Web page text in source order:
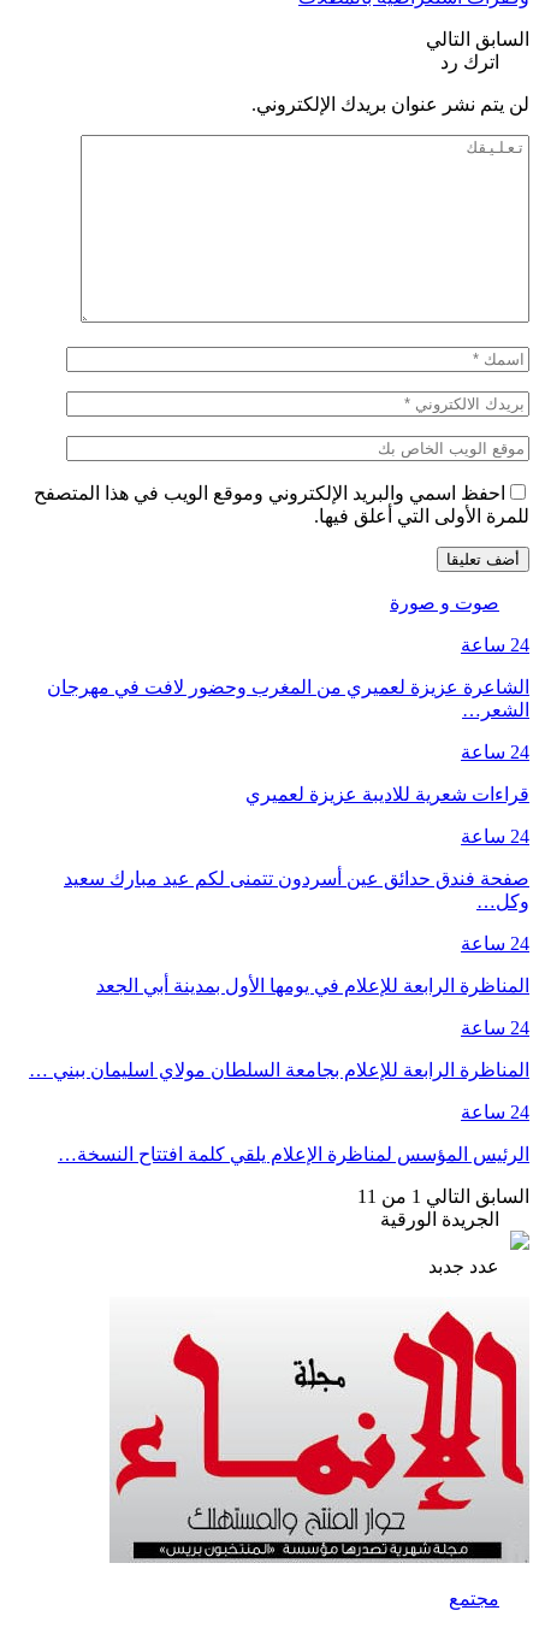
السابق التالي
اترك رد
لن يتم نشر عنوان بريدك الإلكتروني.
احفظ اسمي والبريد الإلكتروني وموقع الويب في هذا المتصفح
للمرة الأولى التي أعلق فيها.
صوت و صورة
24 ساعة
الشاعرة عزيزة لعميري من المغرب وحضور لافت في مهرجان
الشعر…
24 ساعة
قراءات شعرية للاديبة عزيزة لعميري
24 ساعة
صفحة فندق حدائق عين أسردون تتمنى لكم عيد مبارك سعيد
وكل…
24 ساعة
المناظرة الرابعة للإعلام في يومها الأول بمدينة أبي الجعد
24 ساعة
المناظرة الرابعة للإعلام بجامعة السلطان مولاي اسليمان ببني …
24 ساعة
الرئيس المؤسس لمناظرة الإعلام يلقي كلمة افتتاح النسخة…
السابق التالي 1 من 11
الجريدة الورقية
عدد جدبد
مجتمع